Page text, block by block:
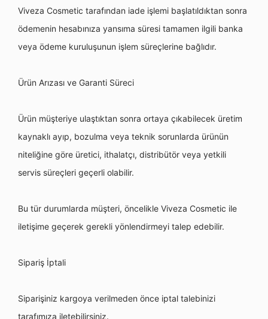
Viveza Cosmetic tarafından iade işlemi başlatıldıktan sonra
ödemenin hesabınıza yansıma süresi tamamen ilgili banka
veya ödeme kuruluşunun işlem süreçlerine bağlıdır.
Ürün Arızası ve Garanti Süreci
Ürün müşteriye ulaştıktan sonra ortaya çıkabilecek üretim
kaynaklı ayıp, bozulma veya teknik sorunlarda ürünün
niteliğine göre üretici, ithalatçı, distribütör veya yetkili
servis süreçleri geçerli olabilir.
Bu tür durumlarda müşteri, öncelikle Viveza Cosmetic ile
iletişime geçerek gerekli yönlendirmeyi talep edebilir.
Sipariş İptali
Siparişiniz kargoya verilmeden önce iptal talebinizi
tarafımıza iletebilirsiniz.